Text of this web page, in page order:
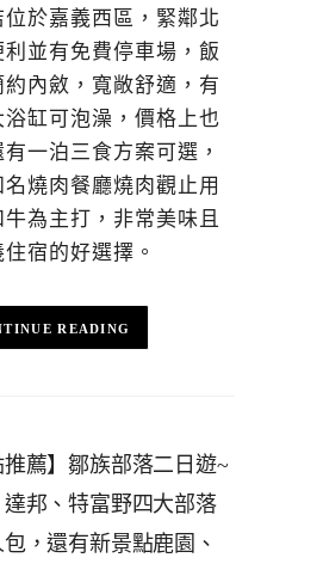
於嘉義西區，緊鄰北
並有免費停車場，飯
內斂，寬敞舒適，有
缸可泡澡，價格上也
一泊三食方案可選，
燒肉餐廳燒肉觀止用
為主打，非常美味且
宿的好選擇。
READING
推薦】鄒族部落二日遊~
邦、特富野四大部落
，還有新景點鹿園、